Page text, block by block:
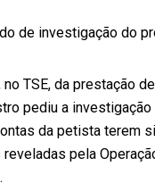
de investigação do
no TSE, da prestação
pediu a
da petista terem
pela